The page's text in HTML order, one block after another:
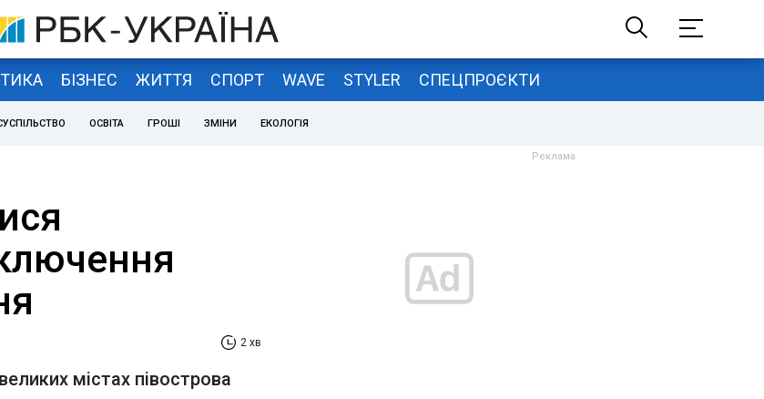
БІЗНЕС ЖИТТЯ СПОРТ WAVE STYLER СПЕЦПРОЄКТИ
ОСВІТА ГРОШІ ЗМІНИ ЕКОЛОГІЯ
2 хв
містах півострова